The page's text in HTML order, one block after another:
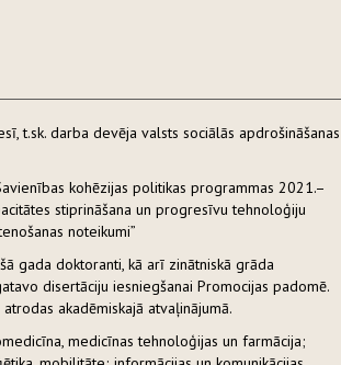
t.sk. darba devēja valsts sociālās apdrošināšanas
kohēzijas politikas programmas 2021.–
stiprināšana un progresīvu tehnoloģiju
noteikumi”
gada doktoranti, kā arī zinātniskā grāda
disertāciju iesniegšanai Promocijas padomē.
akadēmiskajā atvaļinājumā.
medicīnas tehnoloģijas un farmācija;